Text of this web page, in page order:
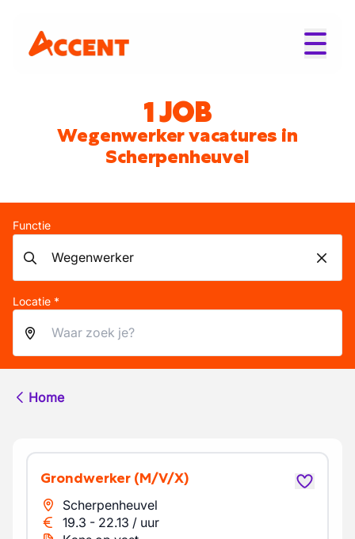
1 JOB
Wegenwerker vacatures in
Scherpenheuvel
Functie
Locatie *
Home
Grondwerker (M/V/X)
Scherpenheuvel
19.3 - 22.13 / uur